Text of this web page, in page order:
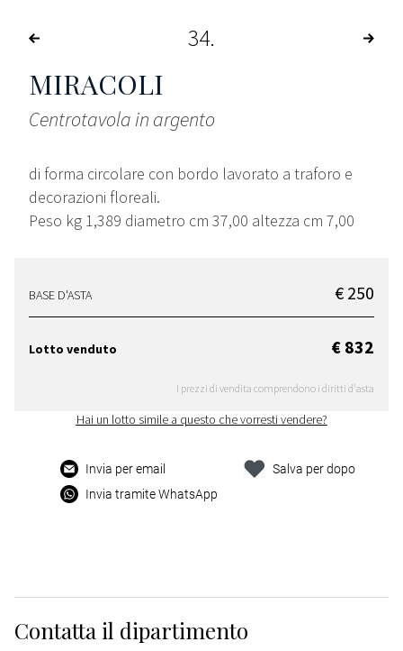
34
MIRACOLI
Centrotavola in argento
di forma circolare con bordo lavorato a traforo e
decorazioni floreali.
Peso kg 1,389 diametro cm 37,00 altezza cm 7,00
BASE D'ASTA € 250
Lotto venduto € 832
I prezzi di vendita comprendono i diritti d'asta
Hai un lotto simile a questo che vorresti vendere?
Invia per email
Invia tramite WhatsApp
Salva per dopo
Contatta il dipartimento